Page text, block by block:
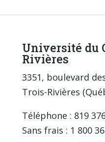
Université du
Rivières
3351, boulevard
Trois-Rivières
Téléphone : 819
Sans frais : 1 800